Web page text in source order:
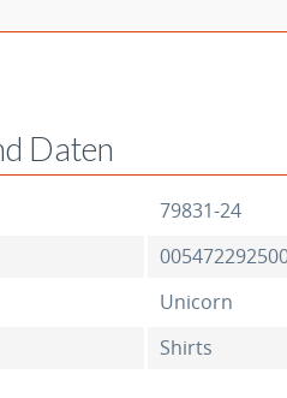
Daten
79831-24
Unicorn
Shirts